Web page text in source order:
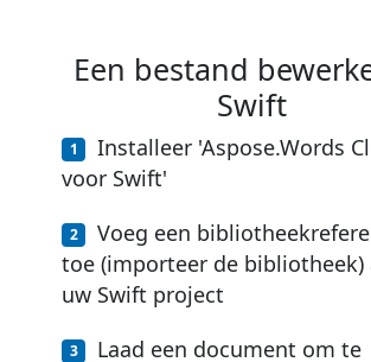
Een bestand
Swift
Installeer 'Aspose.Words
voor Swift'
Voeg een
toe (importeer de bibliotheek)
uw Swift project
Laad een document om te